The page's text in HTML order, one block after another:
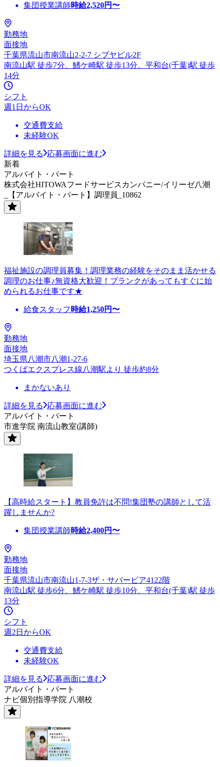
集団授業講師時給2,520円〜
勤務地
面接地
千葉県流山市南流山2-2-7 シブヤビル2F
南流山駅 徒歩7分、鰭ケ崎駅 徒歩13分、平和台(千葉)駅 徒歩
14分
シフト
週1日からOK
交通費支給
未経験OK
詳細を見る
応募画面に進む
新着
アルバイト・パート
株式会社HITOWAフードサービスカンパニー/イリーゼ八潮
_【アルバイト・パート】調理員_10862
福祉施設の調理員募集！調理業務の経験をそのまま活かせる
調理のお仕事♪無資格大歓迎！ブランクがあってもすぐに始
められるお仕事です★
給食スタッフ 時給1,250円〜
勤務地
面接地
埼玉県八潮市八潮1-27-6
つくばエクスプレス線八潮駅より 徒歩約8分
まかないあり
詳細を見る
応募画面に進む
アルバイト・パート
市進学院 南流山教室(講師)
【高時給スタート】教員免許は不問!集団塾の講師として活
躍しませんか?
集団授業講師時給2,400円〜
勤務地
面接地
千葉県流山市南流山1-7-3ザ・サバービア4122階
南流山駅 徒歩6分、鰭ケ崎駅 徒歩10分、平和台(千葉)駅 徒歩
13分
シフト
週2日からOK
交通費支給
未経験OK
詳細を見る
応募画面に進む
アルバイト・パート
ナビ個別指導学院 八潮校